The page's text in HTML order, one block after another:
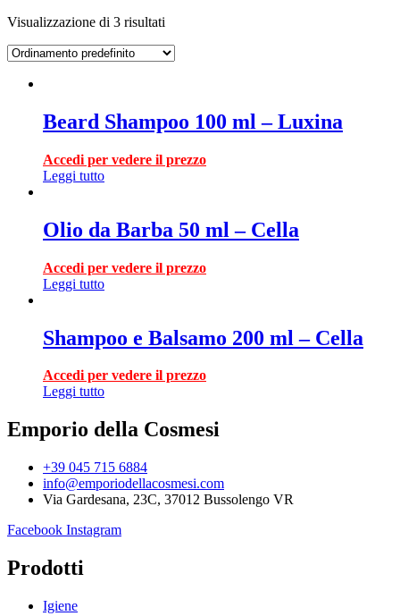
Visualizzazione di 3 risultati
Beard Shampoo 100 ml – Luxina
Accedi per vedere il prezzo
Leggi tutto
Olio da Barba 50 ml – Cella
Accedi per vedere il prezzo
Leggi tutto
Shampoo e Balsamo 200 ml – Cella
Accedi per vedere il prezzo
Leggi tutto
Emporio della Cosmesi
+39 045 715 6884
info@emporiodellacosmesi.com
Via Gardesana, 23C, 37012 Bussolengo VR
Facebook Instagram
Prodotti
Igiene